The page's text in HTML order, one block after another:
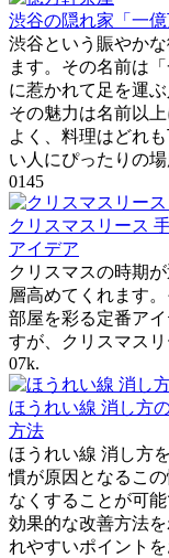
渋谷の隠れ家「一
渋谷という賑やか
ます。その名前は
に惹かれて足を運
その魅力は名前以
よく、料理はどれ
い人にぴったりの場
0145
クリスマスリース
アイデア
クリスマスの時期
層高めてくれます
部屋を彩る定番ア
すが、クリスマスリ
07k.
ほうれい線 消し方
方法
ほうれい線 消し方
慣が原因となるこ
なくすることが可
効果的な改善方法
れやすいポイントを